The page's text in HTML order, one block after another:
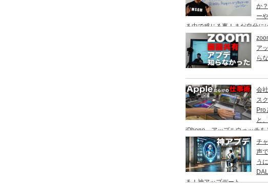
か
ー
る中で感じる事！まだ自分に
っていませんか？
ア
ら
会
ス
Pro
と
iPhone、アップルウォッチを
使って仕事をしているのかを
普段使っているアプリも
チ
声
う
る！神アップデート